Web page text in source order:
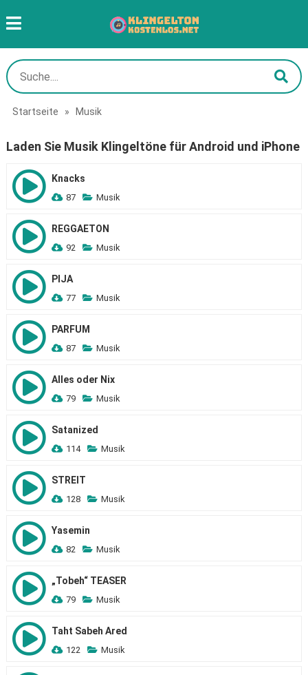
Startseite » Musik
Laden Sie Musik Klingeltöne für Android und iPhone
Knacks
87 Musik
REGGAETON
92 Musik
PIJA
77 Musik
PARFUM
87 Musik
Alles oder Nix
79 Musik
Satanized
114 Musik
STREIT
128 Musik
Yasemin
82 Musik
„Tobeh“ TEASER
79 Musik
Taht Sabeh Ared
122 Musik